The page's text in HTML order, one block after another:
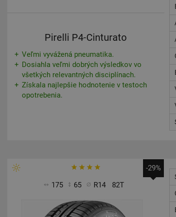
Pirelli P4-Cinturato
Veľmi vyvážená pneumatika.
Dosiahla veľmi dobrých výsledkov vo
všetkých relevantných disciplínach.
Získala najlepšie hodnotenie v testoch
opotrebenia.
175 65 R14 82T
-29%